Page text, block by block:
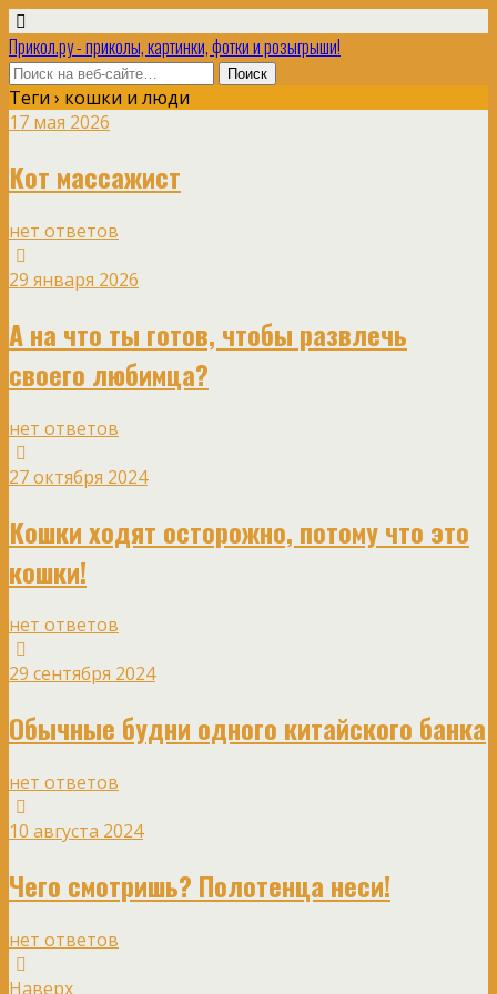
Прикол.ру - приколы, картинки, фотки и розыгрыши!
Теги › кошки и люди
17 мая 2026
Кот массажист
нет ответов
29 января 2026
А на что ты готов, чтобы развлечь
своего любимца?
нет ответов
27 октября 2024
Кошки ходят осторожно, потому что это
кошки!
нет ответов
29 сентября 2024
Обычные будни одного китайского банка
нет ответов
10 августа 2024
Чего смотришь? Полотенца неси!
нет ответов
Наверх